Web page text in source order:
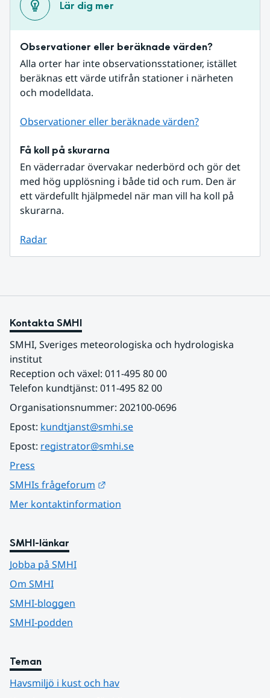
Lär dig mer
Observationer eller beräknade värden?
Alla orter har inte observationsstationer, istället
beräknas ett värde utifrån stationer i närheten
och modelldata.
Observationer eller beräknade värden?
Få koll på skurarna
En väderradar övervakar nederbörd och gör det
med hög upplösning i både tid och rum. Den är
ett värdefullt hjälpmedel när man vill ha koll på
skurarna.
Radar
Kontakta SMHI
SMHI, Sveriges meteorologiska och hydrologiska
institut
Reception och växel: 011-495 80 00
Telefon kundtjänst: 011-495 82 00
Organisationsnummer: 202100-0696
Epost: kundtjanst@smhi.se
Epost: registrator@smhi.se
Press
SMHIs frågeforum
Mer kontaktinformation
SMHI-länkar
Jobba på SMHI
Om SMHI
SMHI-bloggen
SMHI-podden
Teman
Havsmiljö i kust och hav